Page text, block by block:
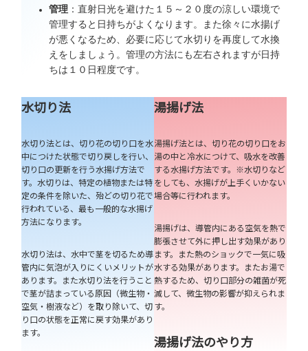
管理 ：直射日光を避けた１５～２０度の涼しい環境で
管理すると日持ちがよくなります。また徐々に水揚げ
が悪くなるため、必要に応じて水切りを再度して水換
えをしましょう。管理の方法にも左右されますが日持
ちは１０日程度です。
水切り法
水切り法とは、切り花の切り口を水
中につけた状態で切り戻しを行い、
切り口の更新を行う水揚げ方法で
す。水切りは、特定の植物または特
定の条件を除いた、殆どの切り花で
行われている、最も一般的な水揚げ
方法になります。
水切り法は、水中で茎を切るため導
管内に気泡が入りにくいメリットが
あります。また水切り法を行うこと
で茎が詰まっている原因（微生物・
空気・樹液など）を取り除いて、切
り口の状態を正常に戻す効果があり
ます。
湯揚げ法
湯揚げ法とは、切り花の切り口をお
湯の中と冷水につけて、吸水を改善
する水揚げ方法です。※水切りなど
をしても、水揚げが上手くいかない
場合等に行われます。
湯揚げは、導管内にある空気を熱で
膨張させて外に押し出す効果があり
ます。また熱のショックで一気に吸
水する効果があります。またお湯で
熱するため、切り口部分の雑菌が死
滅して、微生物の影響が抑えられま
す。
湯揚げ法のやり方